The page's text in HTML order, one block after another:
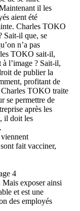
il les
aient été
Charles TOKO
Sait-il que, se
n’a pas
TOKO sait-il,
l’image ? Sait-il,
de publier la
profitant de
TOKO traite
se permettre de
après les
il doit les
fait vacciner,
4
exposer ainsi
et est une
des employés